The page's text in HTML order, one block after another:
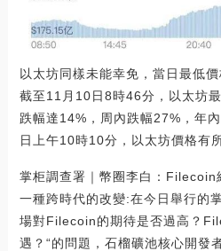
以太坊同樣未能幸免，當日最低
截至11月10日8時46分，以太坊
跌幅達14%，周內跌幅27%，年
日上午10時10分，以太坊價格有
掌柜調查署｜幣圈李白：Filecoin
一種跨時代的改變:在今日舉行的
場對Filecoin的期待是否過高？
遇？“的問題，石榴礦池核心開發